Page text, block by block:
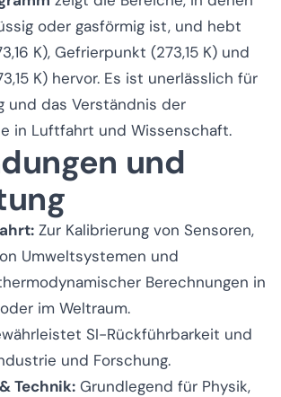
oder gasförmig ist, und hebt
K), Gefrierpunkt (273,15 K) und
K) hervor. Es ist unerlässlich für
und das Verständnis der
in Luftfahrt und Wissenschaft.
und
Zur Kalibrierung von Sensoren,
Umweltsystemen und
Berechnungen in
im Weltraum.
SI-Rückführbarkeit und
und Forschung.
Technik: Grundlegend für Physik,